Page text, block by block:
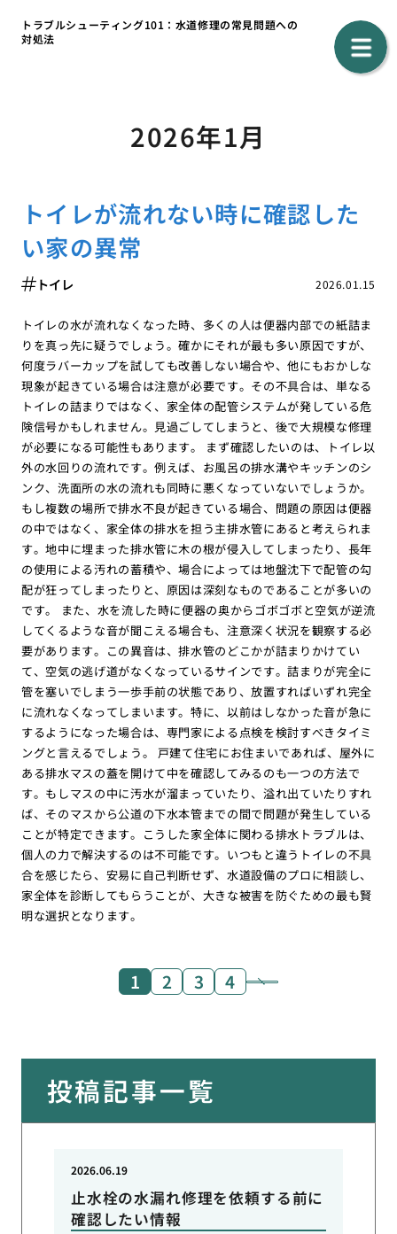
トラブルシューティング101：水道修理の常見問題への
対処法
2026年1月
トイレが流れない時に確認した
い家の異常
2026.01.15
トイレ
トイレの水が流れなくなった時、多くの人は便器内部での紙詰ま
りを真っ先に疑うでしょう。確かにそれが最も多い原因ですが、
何度ラバーカップを試しても改善しない場合や、他にもおかしな
現象が起きている場合は注意が必要です。その不具合は、単なる
トイレの詰まりではなく、家全体の配管システムが発している危
険信号かもしれません。見過ごしてしまうと、後で大規模な修理
が必要になる可能性もあります。 まず確認したいのは、トイレ以
外の水回りの流れです。例えば、お風呂の排水溝やキッチンのシ
ンク、洗面所の水の流れも同時に悪くなっていないでしょうか。
もし複数の場所で排水不良が起きている場合、問題の原因は便器
の中ではなく、家全体の排水を担う主排水管にあると考えられま
す。地中に埋まった排水管に木の根が侵入してしまったり、長年
の使用による汚れの蓄積や、場合によっては地盤沈下で配管の勾
配が狂ってしまったりと、原因は深刻なものであることが多いの
です。 また、水を流した時に便器の奥からゴボゴボと空気が逆流
してくるような音が聞こえる場合も、注意深く状況を観察する必
要があります。この異音は、排水管のどこかが詰まりかけてい
て、空気の逃げ道がなくなっているサインです。詰まりが完全に
管を塞いでしまう一歩手前の状態であり、放置すればいずれ完全
に流れなくなってしまいます。特に、以前はしなかった音が急に
するようになった場合は、専門家による点検を検討すべきタイミ
ングと言えるでしょう。 戸建て住宅にお住まいであれば、屋外に
ある排水マスの蓋を開けて中を確認してみるのも一つの方法で
す。もしマスの中に汚水が溜まっていたり、溢れ出ていたりすれ
ば、そのマスから公道の下水本管までの間で問題が発生している
ことが特定できます。こうした家全体に関わる排水トラブルは、
個人の力で解決するのは不可能です。いつもと違うトイレの不具
合を感じたら、安易に自己判断せず、水道設備のプロに相談し、
家全体を診断してもらうことが、大きな被害を防ぐための最も賢
明な選択となります。
1 2 3 4
投稿記事一覧
止水栓の水漏れ修理を依頼する前に
確認したい情報
2026.06.19